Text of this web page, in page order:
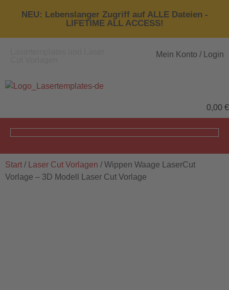
NEU: Lebenslanger Zugriff auf ALLE Dateien -
LIFETIME ALL ACCESS!
Mein Konto / Login
0,00 €
Start / Laser Cut Vorlagen / Wippen Waage LaserCut
Vorlage – 3D Modell Laser Cut Vorlage